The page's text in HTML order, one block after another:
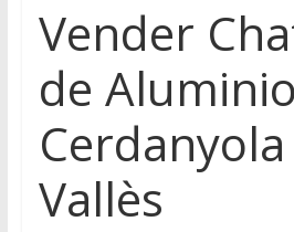
Vender
de
Vallès